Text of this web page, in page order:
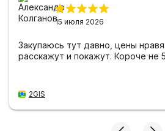
15 июля 2026
Закупаюсь тут давно, цены
расскажут и покажут. Короче не
2GIS